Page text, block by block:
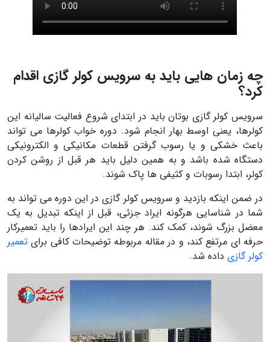
چه زمان هایی باید به سرویس کولر گازی اقدام
کرد؟
سرویس کولر گازی بوتان باید در ابتدای شروع فعالیت سالیانه این
کولرها، یعنی اوسط بهار انجام شود. دوره خواب کولرها می تواند
باعث خشکی و یا رسوب گرفتن قطعات مکانیکی و الکترونیکی
دستگاه شده باشد و به همین دلیل باید هر قبل از روشن کردن
کولر، ابتدا رسوبات و کثیفی ها پاک شوند.
در ضمن اینکه بازدید و سرویس کولر گازی در این دوره می تواند به
شما در شناسایی هرگونه ایراد جزئی، قبل از اینکه تبدیل به یک
معضل بزرگ شوند، کمک کند. هر چند این ایرادها را باید تعمیرکار
حرفه ای مرتفع کند، و در مقاله مربوطه توضیحات کافی برای تعمیر
کولر گازی داده شد.